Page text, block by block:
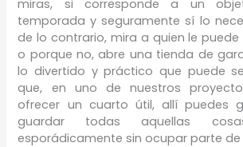
miras, si corresponde a un
temporada y seguramente sí lo
de lo contrario, mira a quien le
o porque no, abre una tienda de
lo divertido y práctico que puede
que, en uno de nuestros
ofrecer un cuarto útil, allí puedes
guardar todas aquellas
esporádicamente sin ocupar parte de